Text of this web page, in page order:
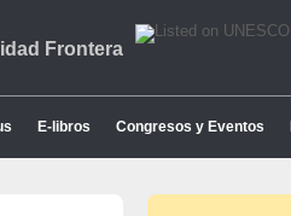
Frontera
E-libros Congresos y Eventos